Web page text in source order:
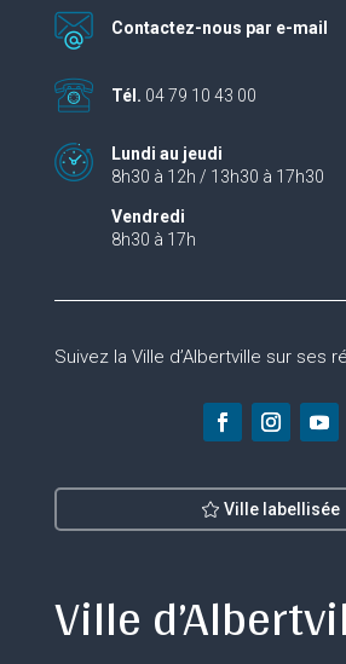
Contactez-nous par e-mail
Tél. 04 79 10 43 00
Lundi au jeudi
8h30 à 12h / 13h30 à 17h30
Vendredi
8h30 à 17h
Suivez la Ville d’Albertville sur ses
Ville labellisée
Ville